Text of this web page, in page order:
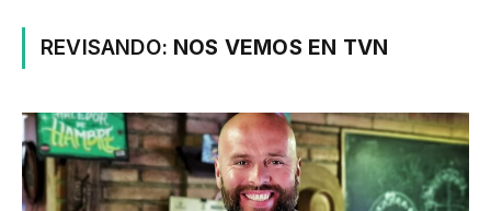
REVISANDO: NOS VEMOS EN TVN